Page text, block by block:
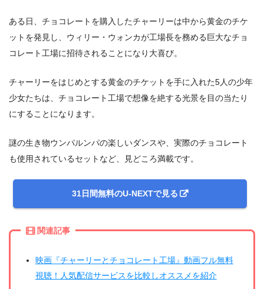
ある日、チョコレートを購入したチャーリーは中から黄金のチケ
ットを発見し、ウィリー・ウォンカが工場長を務める巨大なチョ
コレート工場に招待されることになり大喜び。
チャーリーをはじめとする黄金のチケットを手に入れた5人の少年
少女たちは、チョコレート工場で想像を絶する光景を目の当たり
にすることになります。
謎の生き物ウンパルンパの楽しいダンスや、実際のチョコレート
も使用されているセットなど、見どころ満載です。
31日間無料のU-NEXTで見る
関連記事
映画『チャーリーとチョコレート工場』動画フル無料
視聴！人気配信サービスを比較しオススメを紹介